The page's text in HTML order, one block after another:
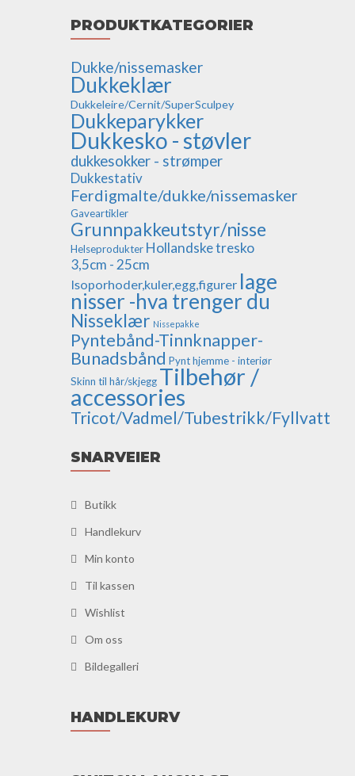
PRODUKTKATEGORIER
Dukke/nissemasker
Dukkeklær
Dukkeleire/Cernit/SuperSculpey
Dukkeparykker
Dukkesko - støvler
dukkesokker - strømper
Dukkestativ
Ferdigmalte/dukke/nissemasker
Gaveartikler
Grunnpakkeutstyr/nisse
Helseprodukter Hollandske tresko
3,5cm - 25cm
Isoporhoder,kuler,egg,figurer lage
nisser -hva trenger du
Nisseklær Nissepakke
Pyntebånd-Tinnknapper-
Bunadsbånd Pynt hjemme - interiør
Skinn til hår/skjegg Tilbehør /
accessories
Tricot/Vadmel/Tubestrikk/Fyllvatt
SNARVEIER
Butikk
Handlekurv
Min konto
Til kassen
Wishlist
Om oss
Bildegalleri
HANDLEKURV